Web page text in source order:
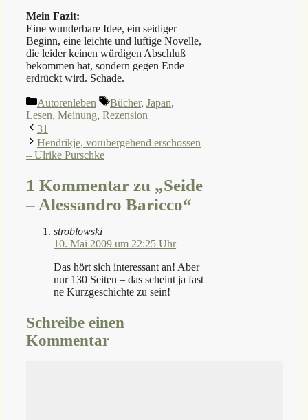
Mein Fazit:
Eine wunderbare Idee, ein seidiger
Beginn, eine leichte und luftige Novelle,
die leider keinen würdigen Abschluß
bekommen hat, sondern gegen Ende
erdrückt wird. Schade.
Kategorien
Autorenleben Schlagwörter
Bücher, Japan,
Lesen, Meinung, Rezension
31
Hendrikje, vorübergehend erschossen
– Ulrike Purschke
1 Kommentar zu „Seide
– Alessandro Baricco“
stroblowski
10. Mai 2009 um 22:25 Uhr
Das hört sich interessant an! Aber
nur 130 Seiten – das scheint ja fast
ne Kurzgeschichte zu sein!
Schreibe einen
Kommentar